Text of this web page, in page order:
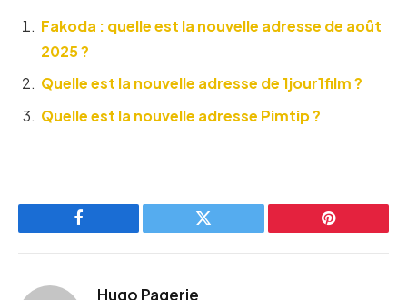
Fakoda : quelle est la nouvelle adresse de août
2025 ?
Quelle est la nouvelle adresse de 1jour1film ?
Quelle est la nouvelle adresse Pimtip ?
Facebook Twitter Pinterest
Hugo Pagerie